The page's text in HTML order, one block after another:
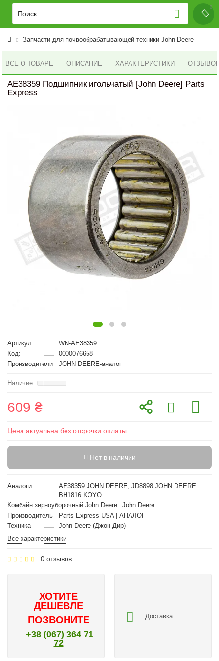
Запчасти для почвообрабатывающей техники John Deere
ВСЕ О ТОВАРЕ ОПИСАНИЕ ХАРАКТЕРИСТИКИ ОТЗЫВОВ
AE38359 Подшипник игольчатый [John Deere] Parts
Express
Артикул:
WN-AE38359
Код:
0000076658
Производители
JOHN DEERE-аналог
609 ₴
Цена актуальна без отсрочки оплаты
Нет в наличии
Аналоги
AE38359 JOHN DEERE, JD8898 JOHN DEERE,
BH1816 KOYO
Комбайн зерноуборочный John Deere
John Deere
Производитель
Parts Express USA | АНАЛОГ
Техника
John Deere (Джон Дир)
Все характеристики
0 отзывов
ХОТИТЕ
ДЕШЕВЛЕ
ПОЗВОНИТЕ
+38 (067) 364 71
72
Доставка